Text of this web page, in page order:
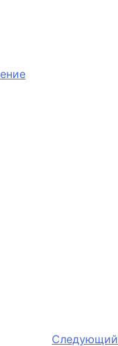
Следующий